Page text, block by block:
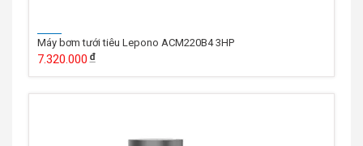
Máy bơm tưới tiêu Lepono ACM220B4 3HP
7.320.000